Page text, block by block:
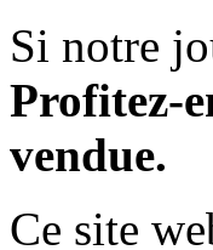
Si notre
Profitez-
vendue.
Ce site